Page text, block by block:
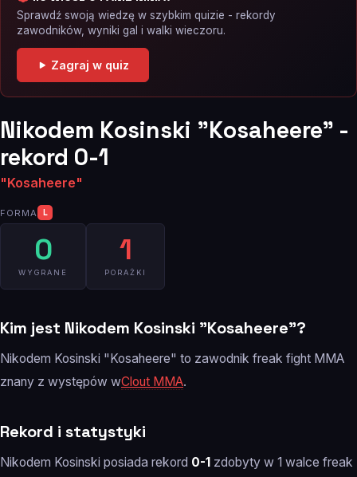
Sprawdź swoją wiedzę w szybkim quizie - rekordy
zawodników, wyniki gal i walki wieczoru.
Zagraj w quiz
Nikodem Kosinski "Kosaheere" -
rekord 0-1
"Kosaheere"
FORMA L
0
WYGRANE
1
PORAŻKI
Kim jest Nikodem Kosinski "Kosaheere"?
Nikodem Kosinski "Kosaheere" to zawodnik freak fight MMA
znany z występów wClout MMA.
Rekord i statystyki
Nikodem Kosinski posiada rekord 0-1 zdobyty w 1 walce freak